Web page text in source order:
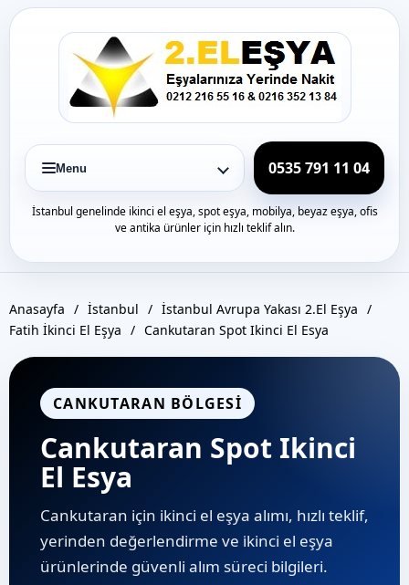
Icerige
Menu 0535 791 11 04
İstanbul genelinde ikinci el eşya, spot eşya, mobilya, beyaz eşya, ofis
ve antika ürünler için hızlı teklif alın.
Anasayfa / İstanbul / İstanbul Avrupa Yakası 2.El Eşya /
Fatih İkinci El Eşya / Cankutaran Spot Ikinci El Esya
CANKUTARAN BÖLGESI
Cankutaran Spot Ikinci
El Esya
Cankutaran için ikinci el eşya alımı, hızlı teklif,
yerinden değerlendirme ve i̇kinci el eşya
ürünlerinde güvenli alım süreci bilgileri.